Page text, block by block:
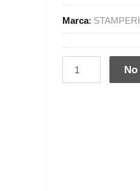
Marca: